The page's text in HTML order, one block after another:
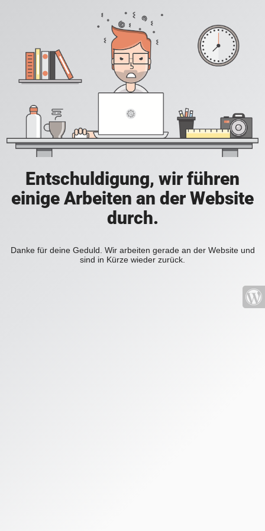
Entschuldigung, wir führen
einige Arbeiten an der Website
durch.
Danke für deine Geduld. Wir arbeiten gerade an der Website und
sind in Kürze wieder zurück.